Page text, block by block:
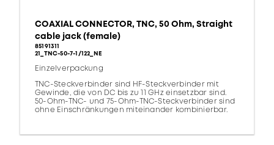
COAXIAL CONNECTOR, TNC, 50 Ohm, Straight
cable jack (female)
85191311
21_TNC-50-7-1/122_NE
Einzelverpackung
TNC-Steckverbinder sind HF-Steckverbinder mit
Gewinde, die von DC bis zu 11 GHz einsetzbar sind.
50-Ohm-TNC- und 75-Ohm-TNC-Steckverbinder sind
ohne Einschränkungen miteinander kombinierbar.